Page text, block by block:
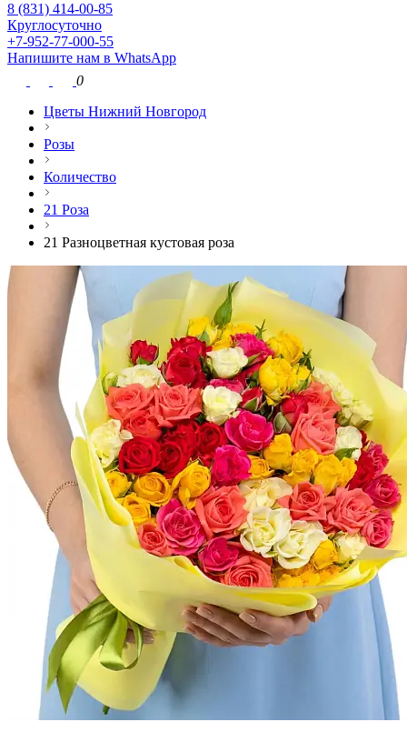
8 (831) 414-00-85
Круглосуточно
+7-952-77-000-55
Напишите нам в WhatsApp
0
Цветы Нижний Новгород
Розы
Количество
21 Роза
21 Разноцветная кустовая роза